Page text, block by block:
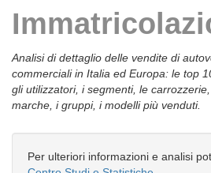
Analisi di dettaglio delle vendite di
commerciali in Italia ed Europa: le top
gli utilizzatori, i segmenti, le
marche, i gruppi, i modelli più venduti.
Per ulteriori informazioni e analisi